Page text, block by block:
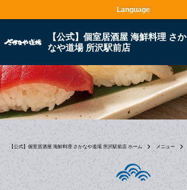
【公式】個室居酒屋 海鮮料理 さか
なや道場 所沢駅前店
【公式】個室居酒屋 海鮮料理 さかなや道場 所沢駅前店 ホーム メニュー
Language